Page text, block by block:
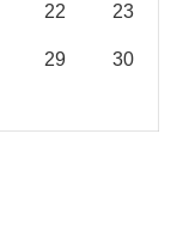
22 23
29 30